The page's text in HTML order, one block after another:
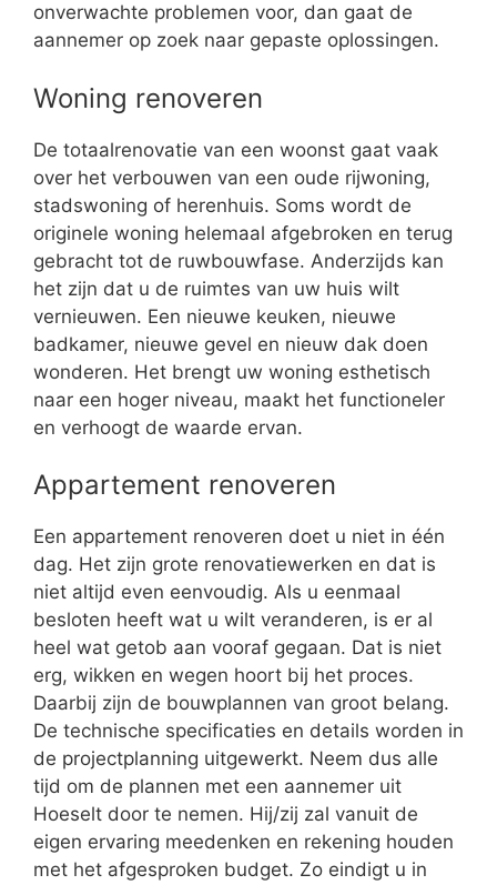
onverwachte problemen voor, dan gaat de
aannemer op zoek naar gepaste oplossingen.
Woning renoveren
De totaalrenovatie van een woonst gaat vaak
over het verbouwen van een oude rijwoning,
stadswoning of herenhuis. Soms wordt de
originele woning helemaal afgebroken en terug
gebracht tot de ruwbouwfase. Anderzijds kan
het zijn dat u de ruimtes van uw huis wilt
vernieuwen. Een nieuwe keuken, nieuwe
badkamer, nieuwe gevel en nieuw dak doen
wonderen. Het brengt uw woning esthetisch
naar een hoger niveau, maakt het functioneler
en verhoogt de waarde ervan.
Appartement renoveren
Een appartement renoveren doet u niet in één
dag. Het zijn grote renovatiewerken en dat is
niet altijd even eenvoudig. Als u eenmaal
besloten heeft wat u wilt veranderen, is er al
heel wat getob aan vooraf gegaan. Dat is niet
erg, wikken en wegen hoort bij het proces.
Daarbij zijn de bouwplannen van groot belang.
De technische specificaties en details worden in
de projectplanning uitgewerkt. Neem dus alle
tijd om de plannen met een aannemer uit
Hoeselt door te nemen. Hij/zij zal vanuit de
eigen ervaring meedenken en rekening houden
met het afgesproken budget. Zo eindigt u in